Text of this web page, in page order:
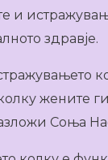
и
здравје.
жените
Соња